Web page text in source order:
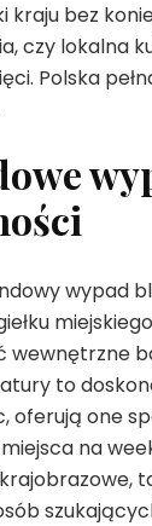
kraju bez
czy lokalna
Polska
wypad
wewnętrzne
to
oferują one
na